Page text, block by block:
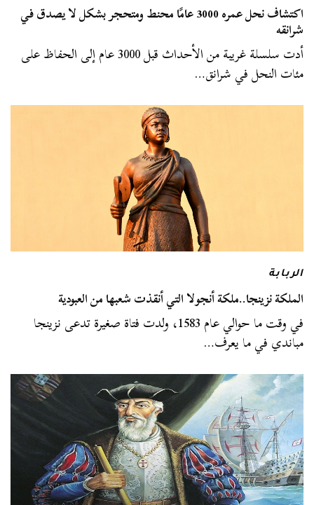
اكتشاف نحل عمره 3000 عامًا محنط ومتحجر بشكل لا يصدق في
شرانقه
أدت سلسلة غريبة من الأحداث قبل 3000 عام إلى الحفاظ على
مئات النحل في شرانق…
الربابة
الملكة نزينجا..ملكة أنجولا التي أنقذت شعبها من العبودية
في وقت ما حوالي عام 1583، ولدت فتاة صغيرة تدعى نزينجا
مباندي في ما يعرف…